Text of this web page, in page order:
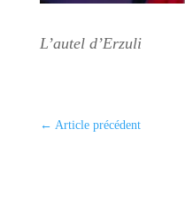
L’autel d’Erzuli
← Article précédent